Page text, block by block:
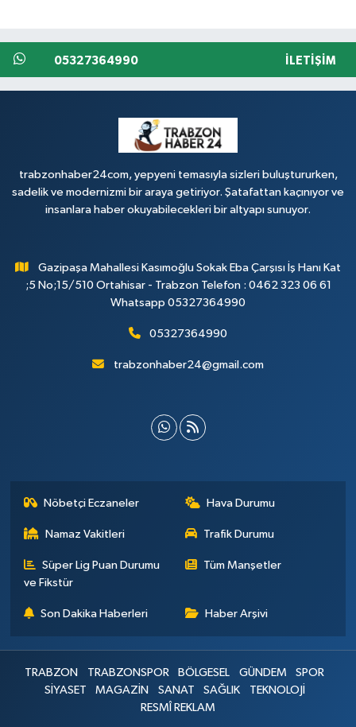
05327364990 İLETIŞIM
trabzonhaber24com, yepyeni temasıyla sizleri buluştururken,
sadelik ve modernizmi bir araya getiriyor. Şatafattan kaçınıyor ve
insanlara haber okuyabilecekleri bir altyapı sunuyor.
Gazipaşa Mahallesi Kasımoğlu Sokak Eba Çarşısı İş Hanı Kat
;5 No;15/510 Ortahisar - Trabzon Telefon : 0462 323 06 61
Whatsapp 05327364990
05327364990
trabzonhaber24@gmail.com
Nöbetçi Eczaneler Hava Durumu
Namaz Vakitleri Trafik Durumu
Süper Lig Puan Durumu
ve Fikstür
Tüm Manşetler
Son Dakika Haberleri Haber Arşivi
TRABZON TRABZONSPOR BÖLGESEL GÜNDEM
SPOR
SİYASET
MAGAZİN SANAT SAĞLIK
TEKNOLOJİ
RESMÎ REKLAM